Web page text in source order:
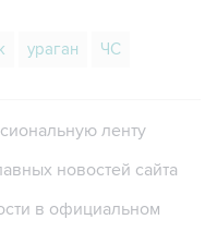
ураган ЧС
ленту
новостей сайта
в официальном